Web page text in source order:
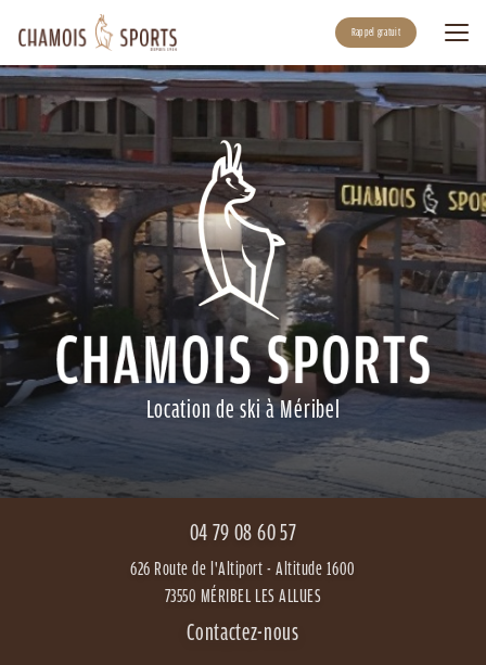
au
contenu
principal
Rappel gratuit
Location de ski à Méribel
04 79 08 60 57
626 Route de l'Altiport - Altitude 1600
73550 MÉRIBEL LES ALLUES
Contactez-nous